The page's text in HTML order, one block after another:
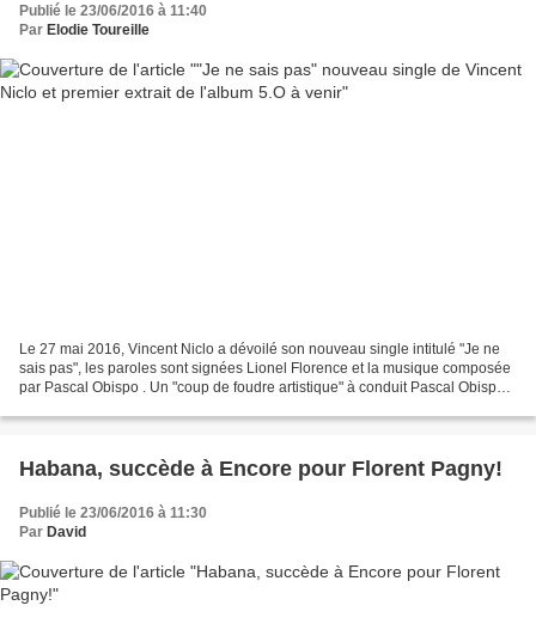
Publié le 23/06/2016 à 11:40
Par Elodie Toureille
Le 27 mai 2016, Vincent Niclo a dévoilé son nouveau single intitulé "Je ne
sais pas", les paroles sont signées Lionel Florence et la musique composée
par Pascal Obispo . Un "coup de foudre artistique" à conduit Pascal Obispo
Habana, succède à Encore pour Florent Pagny!
Publié le 23/06/2016 à 11:30
Par David